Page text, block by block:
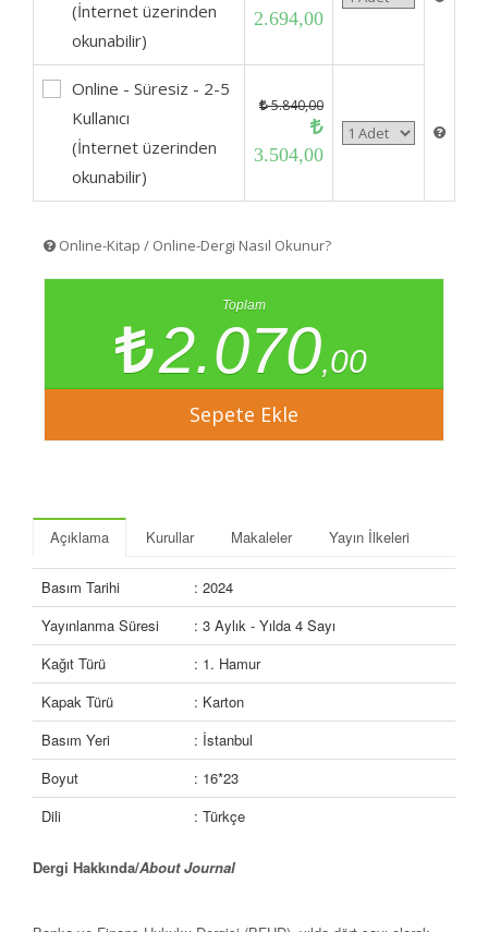
(İnternet üzerinden
okunabilir)
2.694,00
Online - Süresiz - 2-5
Kullanıcı
(İnternet üzerinden
okunabilir)
5.840,00
3.504,00
Online-Kitap / Online-Dergi Nasıl Okunur?
Toplam
2.070,00
Açıklama Kurullar Makaleler Yayın İlkeleri
Basım Tarihi
: 2024
Yayınlanma Süresi
: 3 Aylık - Yılda 4 Sayı
Kağıt Türü
: 1. Hamur
Kapak Türü
: Karton
Basım Yeri
: İstanbul
Boyut
: 16*23
Dili
: Türkçe
Dergi Hakkında/About Journal